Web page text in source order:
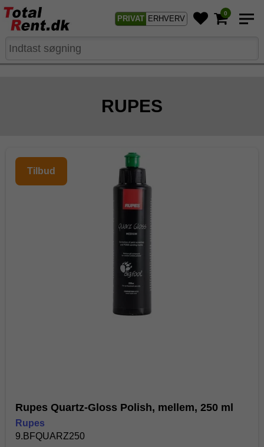
PRIVAT ERHVERV
0
RUPES
Tilbud
Rupes Quartz-Gloss Polish, mellem, 250 ml
Rupes
9.BFQUARZ250